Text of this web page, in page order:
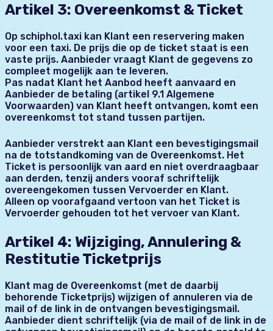
Artikel 3: Overeenkomst & Ticket
Op schiphol.taxi kan Klant een reservering maken
voor een taxi. De prijs die op de ticket staat is een
vaste prijs. Aanbieder vraagt Klant de gegevens zo
compleet mogelijk aan te leveren.
Pas nadat Klant het Aanbod heeft aanvaard en
Aanbieder de betaling (artikel 9.1 Algemene
Voorwaarden) van Klant heeft ontvangen, komt een
overeenkomst tot stand tussen partijen.
Aanbieder verstrekt aan Klant een bevestigingsmail
na de totstandkoming van de Overeenkomst. Het
Ticket is persoonlijk van aard en niet overdraagbaar
aan derden, tenzij anders vooraf schriftelijk
overeengekomen tussen Vervoerder en Klant.
Alleen op voorafgaand vertoon van het Ticket is
Vervoerder gehouden tot het vervoer van Klant.
Artikel 4: Wijziging, Annulering &
Restitutie Ticketprijs
Klant mag de Overeenkomst (met de daarbij
behorende Ticketprijs) wijzigen of annuleren via de
mail of de link in de ontvangen bevestigingsmail.
Aanbieder dient schriftelijk (via de mail of de link in de